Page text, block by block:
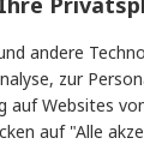
Kontakt
andere
zur
auf Websites
auf "Alle